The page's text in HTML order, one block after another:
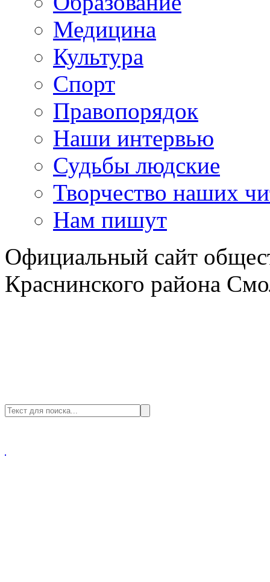
Медицина
Культура
Спорт
Правопорядок
Наши интервью
Судьбы людские
Творчество наших
Нам пишут
Официальный сайт
Краснинского района